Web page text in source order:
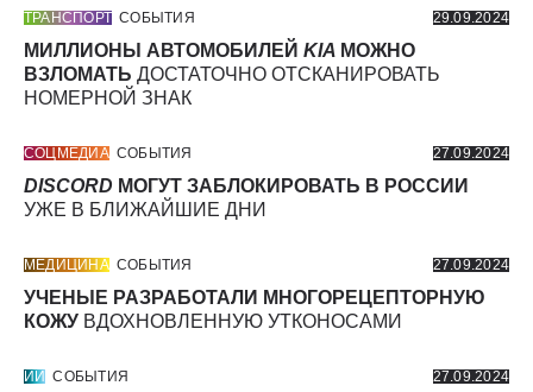
ТРАНСПОРТ СОБЫТИЯ 29.09.2024
МИЛЛИОНЫ АВТОМОБИЛЕЙ KIA МОЖНО
ВЗЛОМАТЬ ДОСТАТОЧНО ОТСКАНИРОВАТЬ
НОМЕРНОЙ ЗНАК
СОЦМЕДИА СОБЫТИЯ 27.09.2024
DISCORD МОГУТ ЗАБЛОКИРОВАТЬ В РОССИИ
УЖЕ В БЛИЖАЙШИЕ ДНИ
МЕДИЦИНА СОБЫТИЯ 27.09.2024
УЧЕНЫЕ РАЗРАБОТАЛИ МНОГОРЕЦЕПТОРНУЮ
КОЖУ ВДОХНОВЛЕННУЮ УТКОНОСАМИ
ИИ СОБЫТИЯ 27.09.2024